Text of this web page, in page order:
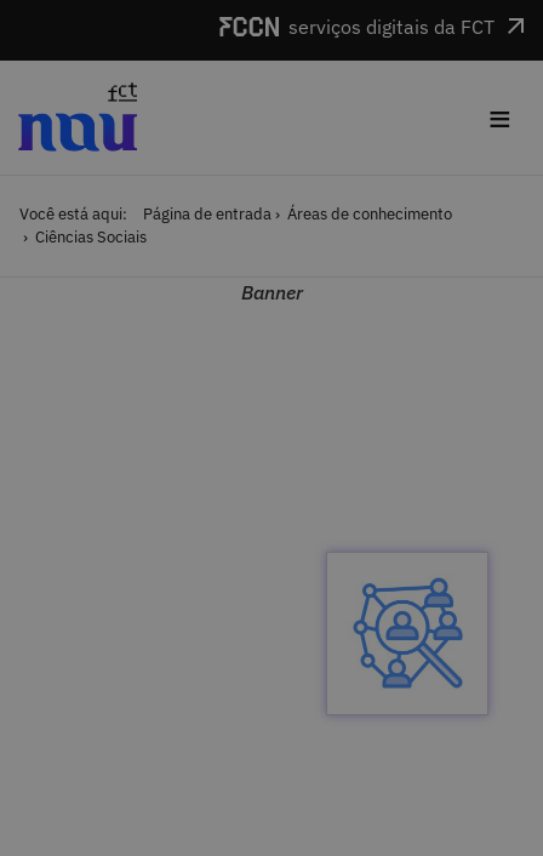
serviços digitais da FCT
≡
Você está aqui: Página de entrada
Áreas de conhecimento
Ciências Sociais
Banner